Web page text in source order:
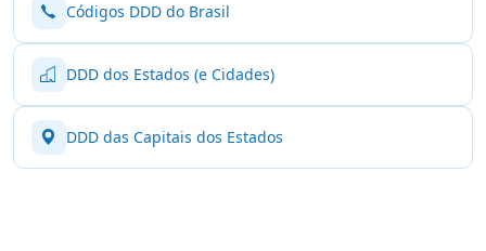
Códigos DDD do Brasil
DDD dos Estados (e Cidades)
DDD das Capitais dos Estados